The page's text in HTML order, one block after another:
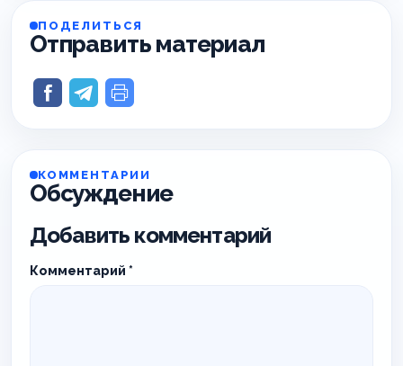
ПОДЕЛИТЬСЯ
Отправить материал
КОММЕНТАРИИ
Обсуждение
Добавить комментарий
Комментарий *